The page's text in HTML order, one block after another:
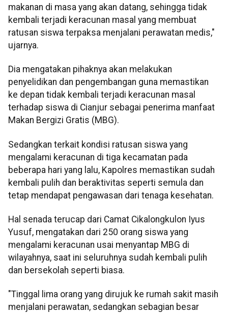
makanan di masa yang akan datang, sehingga tidak
kembali terjadi keracunan masal yang membuat
ratusan siswa terpaksa menjalani perawatan medis,"
ujarnya.
Dia mengatakan pihaknya akan melakukan
penyelidikan dan pengembangan guna memastikan
ke depan tidak kembali terjadi keracunan masal
terhadap siswa di Cianjur sebagai penerima manfaat
Makan Bergizi Gratis (MBG).
Sedangkan terkait kondisi ratusan siswa yang
mengalami keracunan di tiga kecamatan pada
beberapa hari yang lalu, Kapolres memastikan sudah
kembali pulih dan beraktivitas seperti semula dan
tetap mendapat pengawasan dari tenaga kesehatan.
Hal senada terucap dari Camat Cikalongkulon Iyus
Yusuf, mengatakan dari 250 orang siswa yang
mengalami keracunan usai menyantap MBG di
wilayahnya, saat ini seluruhnya sudah kembali pulih
dan bersekolah seperti biasa.
"Tinggal lima orang yang dirujuk ke rumah sakit masih
menjalani perawatan, sedangkan sebagian besar